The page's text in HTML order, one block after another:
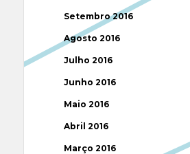
Setembro 2016
Agosto 2016
Julho 2016
Junho 2016
Maio 2016
Abril 2016
Março 2016